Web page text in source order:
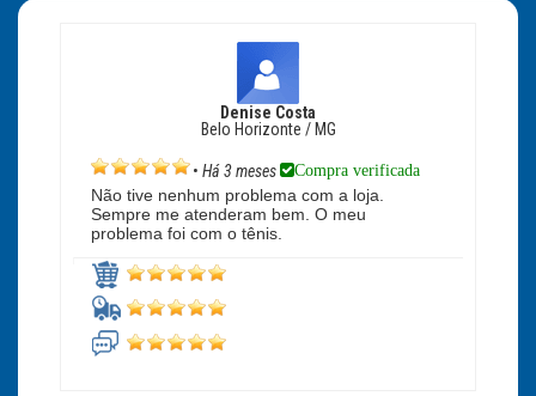
Denise Costa
Belo Horizonte / MG
• Há 3 meses Compra verificada
Não tive nenhum problema com a loja.
Sempre me atenderam bem. O meu
problema foi com o tênis.